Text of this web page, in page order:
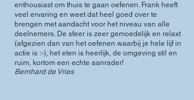
enthousiast om thuis te gaan oefenen. Frank heeft
veel ervaring en weet dat heel goed over te
brengen met aandacht voor het niveau van alle
deelnemers. De sfeer is zeer gemoedelijk en relaxt
(afgezien dan van het oefenen waarbij je hele lijf in
actie is :-), het eten is heerlijk, de omgeving stil en
ruim, kortom een echte aanrader!
Bernhard de Vries